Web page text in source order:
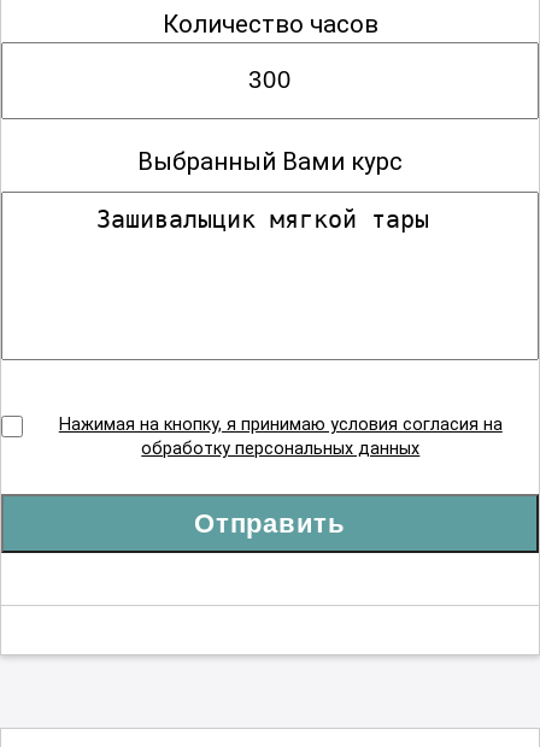
Количество часов
Выбранный Вами курс
Нажимая на кнопку, я принимаю условия согласия на
обработку персональных данных
Отправить